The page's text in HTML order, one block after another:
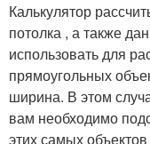
Калькулятор
потолка , а также
использовать для
прямоугольных
ширина. В этом
вам необходимо
этих самых